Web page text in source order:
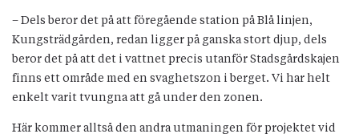
– Dels beror det på att föregående station på Blå linjen,
Kungsträdgården, redan ligger på ganska stort djup, dels
beror det på att det i vattnet precis utanför Stadsgårdskajen
finns ett område med en svaghetszon i berget. Vi har helt
enkelt varit tvungna att gå under den zonen.
Här kommer alltså den andra utmaningen för projektet vid